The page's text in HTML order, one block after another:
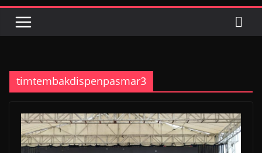
timtembakdispenpasmar3